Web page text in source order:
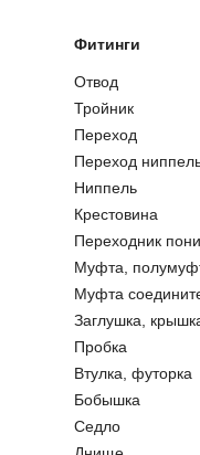
Фитинги
Отвод
Тройник
Переход
Переход
Ниппель
Крестовина
Переходник
Муфта,
Муфта
Заглушка,
Пробка
Втулка, футорка
Бобышка
Седло